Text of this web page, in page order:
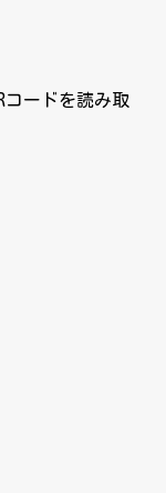
コードを読み取